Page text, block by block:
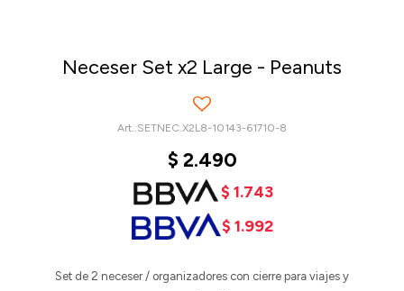
Neceser Set x2 Large - Peanuts
SETNEC.X2L8-10143-61710-8
$ 2.490
$ 1.743
$ 1.992
Set de 2 neceser / organizadores con cierre para viajes y